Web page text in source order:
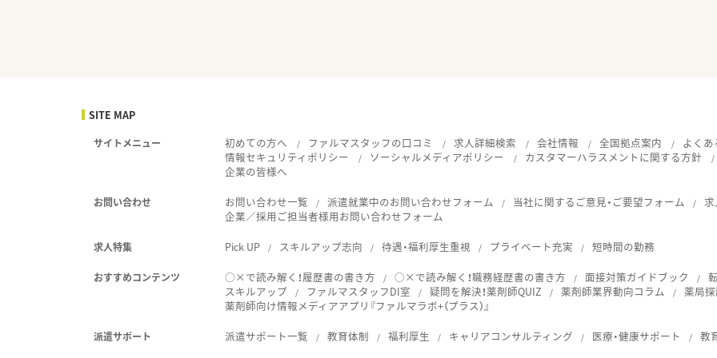
SITE MAP
サイトメニュー 初めての方へ ファルマスタッフの口コミ 求人詳細検索 会社情報 全国拠点案内
よく
情報セキュリティポリシー
ソーシャルメディアポリシー
カスタマーハラスメントに関する方針
企業の皆様へ
お問い合わせ お問い合わせ一覧 派遣就業中のお問い合わせフォーム 当社に関するご意見・ご要望フォーム
企業／採用ご担当者様用お問い合わせフォーム
求人特集 Pick UP スキルアップ志向 待遇・福利厚生重視 プライベート充実 短時間の勤務
おすすめコンテンツ ○×で読み解く！履歴書の書き方 ○×で読み解く！職務経歴書の書き方 面接対策ガイドブック
スキルアップ
ファルマスタッフDI室 疑問を解決！薬剤師QUIZ 薬剤師業界動向コラム
薬局
薬剤師向け情報メディアアプリ『ファルマラボ+（プラス）』
派遣サポート 派遣サポート一覧 教育体制 福利厚生 キャリアコンサルティング 医療・健康サポート 教